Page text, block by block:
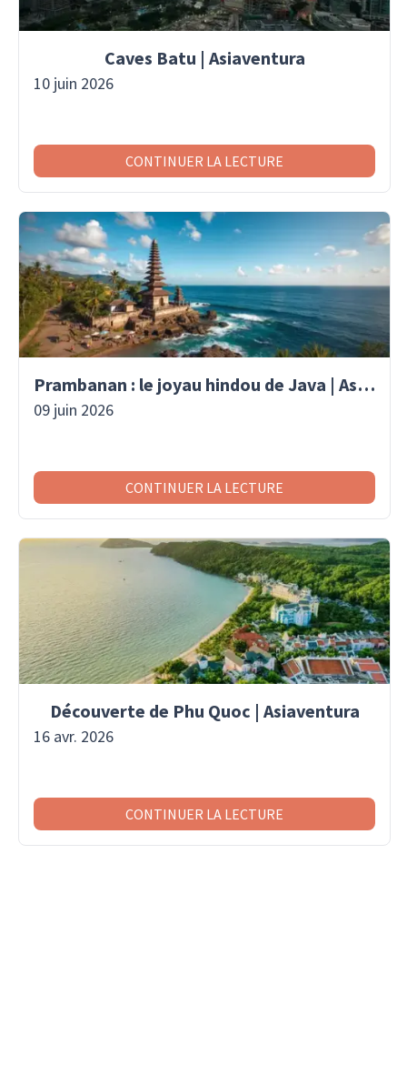
Caves Batu | Asiaventura
10 juin 2026
CONTINUER LA LECTURE
Prambanan : le joyau hindou de Java | Asaiventura
09 juin 2026
CONTINUER LA LECTURE
Découverte de Phu Quoc | Asiaventura
16 avr. 2026
CONTINUER LA LECTURE